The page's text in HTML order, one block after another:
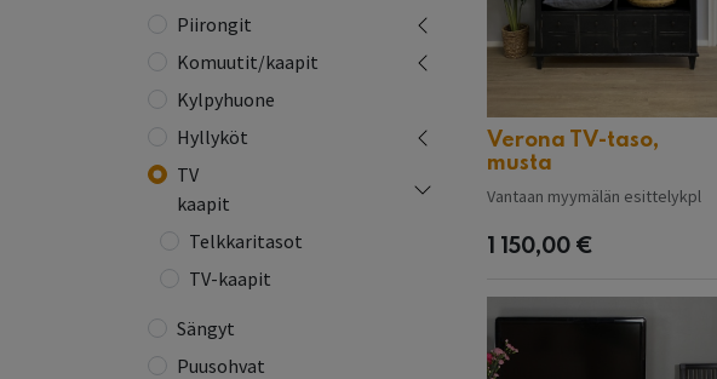
Piirongit
Komuutit/kaapit
Kylpyhuone
Hyllyköt
TV
kaapit
Telkkaritasot
TV-kaapit
Sängyt
Puusohvat
Verona TV-taso,
musta
Vantaan myymälän esittelykpl
1 150,00 €